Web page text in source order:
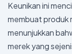
Keunikan ini
membuat produk
menunjukkan
merek yang